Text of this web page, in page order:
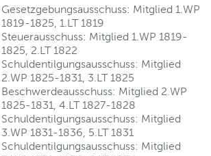
Gesetzgebungsausschuss: Mitglied 1.WP
1819-1825, 1.LT 1819
Steuerausschuss: Mitglied 1.WP 1819-
1825, 2.LT 1822
Schuldentilgungsausschuss: Mitglied
2.WP 1825-1831, 3.LT 1825
Beschwerdeausschuss: Mitglied 2.WP
1825-1831, 4.LT 1827-1828
Schuldentilgungsausschuss: Mitglied
3.WP 1831-1836, 5.LT 1831
Schuldentilgungsausschuss: Mitglied